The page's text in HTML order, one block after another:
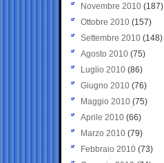
Novembre 2010 (187)
Ottobre 2010 (157)
Settembre 2010 (148)
Agosto 2010 (75)
Luglio 2010 (86)
Giugno 2010 (76)
Maggio 2010 (75)
Aprile 2010 (66)
Marzo 2010 (79)
Febbraio 2010 (73)